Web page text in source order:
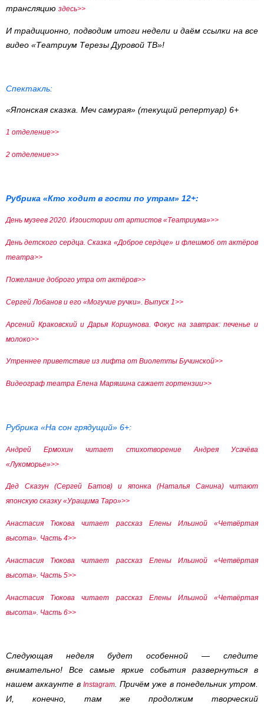
трансляцию здесь>>
И традиционно, подводим итоги недели и даём ссылки на все
видео «Театриум Терезы Дуровой ТВ»!
Спектакль:
«Японская сказка. Меч самурая» (текущий репертуар) 6+
1 отделение>>
2 отделение>>
Рубрика «Кто ходит в гости по утрам» 12+:
День музеев 2020. Изоистории от артистов «Театриума»>>
День детского сердца. Сказка «Доброе сердце» и флешмоб от актёров
театра>>
Пожелание доброго утра от актёров>>
Сергей Лобанов и его «Могучие ручки». Выпуск 1>>
Арсений Краковский и Дарья Коршунова. Фокус на завтрак: печенье и
молоко>>
Утреннее приветствие из лифта от Виолетты Бучинской>>
Видеограф театра Елена Маряшина сажает гортензии>>
Рубрика «На сон грядущий» 6+:
Андрей Ермохин читает стихотворение Андрея Усачёва
«Лукоморье»>>
Дед Сказун (Сергей Батов) и японка (Наталья Санина) читают
японскую сказку «Уращима Таро»>>
Анастасия Тюкова читает рассказ Елены Ильиной «Четвёртая
высота». Часть 4>>
Анастасия Тюкова читает рассказ Елены Ильиной «Четвёртая
высота». Часть 5>>
Анастасия Тюкова читает рассказ Елены Ильиной «Четвёртая
высота». Часть 6>>
Следующая неделя будет особенной — следите
внимательно! Все самые яркие события развернуться в
нашем аккаунте в Instagram. Причём уже в понедельник утром.
И, конечно, там же продолжим творческий